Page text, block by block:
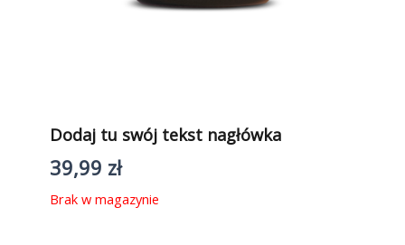
Dodaj tu swój tekst nagłówka
39,99 zł
Brak w magazynie